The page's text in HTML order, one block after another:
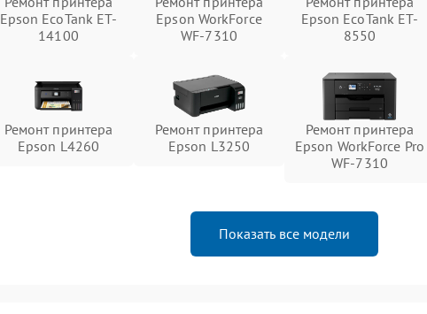
Epson EcoTank ET-
14100
Epson WorkForce
WF-7310
Epson EcoTank ET-
8550
Ремонт принтера
Epson L4260
Ремонт принтера
Epson L3250
Ремонт принтера
Epson WorkForce Pro
WF-7310
Показать все модели